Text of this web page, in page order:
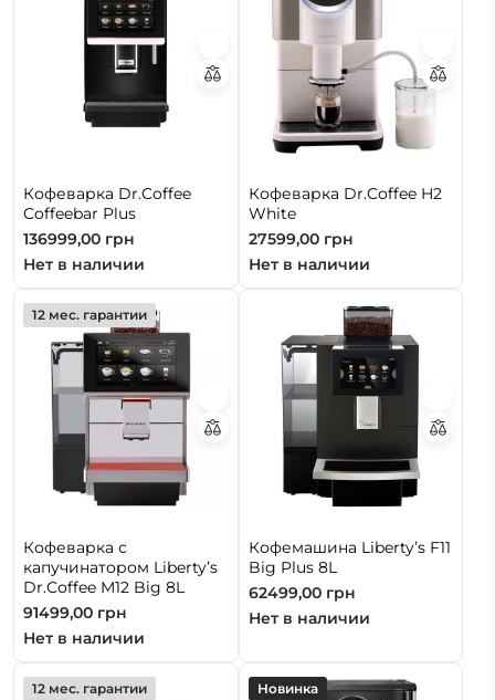
Кофеварка Dr.Coffee
Coffeebar Plus
136999,00 грн
Нет в наличии
Кофеварка Dr.Coffee H2
White
27599,00 грн
Нет в наличии
12 мес. гарантии
Кофеварка с
капучинатором Liberty’s
Dr.Coffee M12 Big 8L
91499,00 грн
Нет в наличии
Кофемашина Liberty’s F11
Big Plus 8L
62499,00 грн
Нет в наличии
12 мес. гарантии
Новинка